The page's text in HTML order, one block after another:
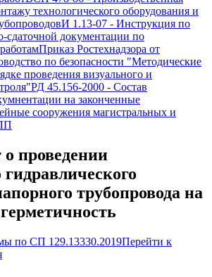
технологического оборудования и
И 1.13-07 - Инструкция по
документации по
Приказ Ростехнадзора от
по безопасности "Методические
проведения визуального и
РД 45.156-2000 - Состав
на законченные
сооружения магистральных и
проведении
трубопровода на
по СП 129.13330.2019Перейти к